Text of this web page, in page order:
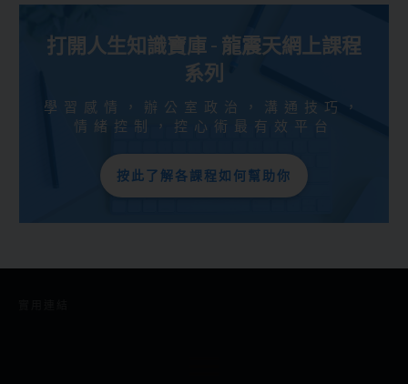
打開人生知識寶庫 - 龍震天網上課程
系列
學習感情，辦公室政治，溝通技巧，
情緒控制，控心術最有效平台
按此了解各課程如何幫助你